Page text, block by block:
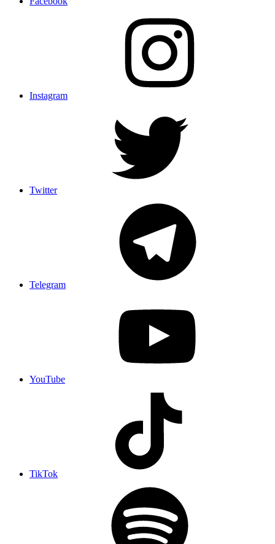
Instagram
Twitter
Telegram
YouTube
TikTok